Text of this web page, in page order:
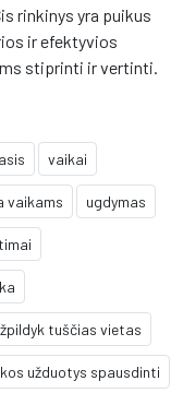
rinkinys yra puikus
ir efektyvios
stiprinti ir vertinti.
vaikai
vaikams ugdymas
tuščias vietas
užduotys spausdinti